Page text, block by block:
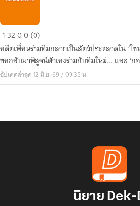
Echoes
in
the
Court:
เสียง
1 3200 (0)
อดีตเพื่อนร่วมทีมกลายเป็นสัตว์ประหลาดใน ‘โซ
ขอกลับมาพิสูจน์ตัวเองร่วมกับทีมใหม่... และ ‘ก
อัปเดตล่าสุด 12 มิ.ย. 69 / 09:35 น.
นิยาย Dek-